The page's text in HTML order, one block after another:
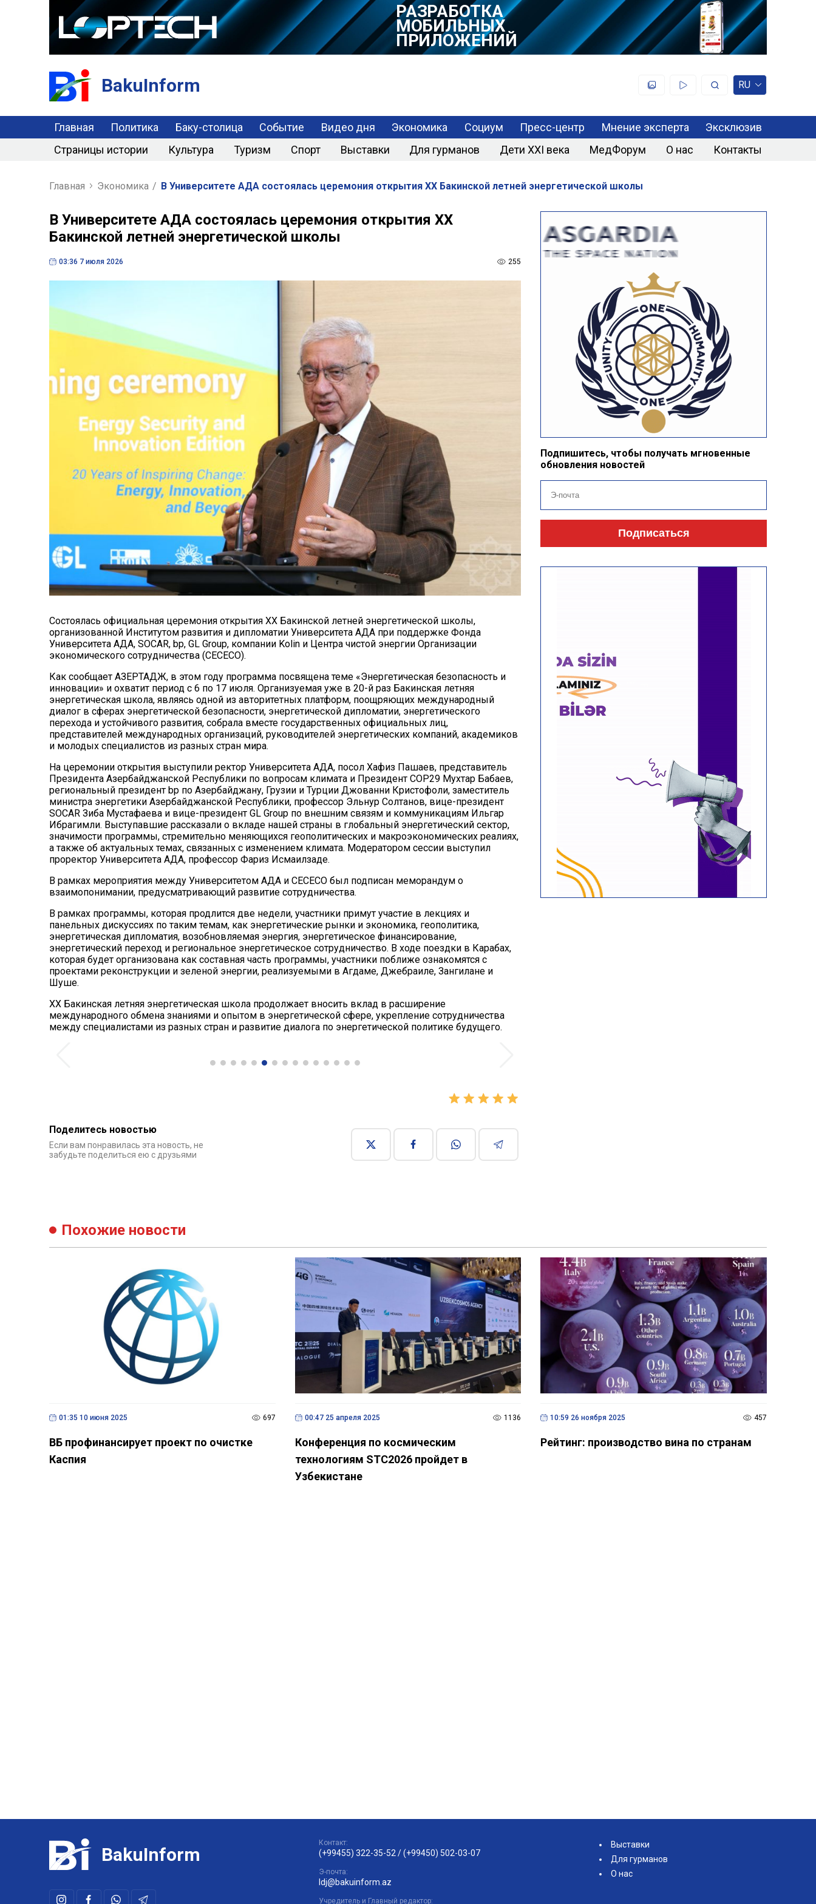
МОБИЛЬНЫХ
ПРИЛОЖЕНИЙ
BakuInform RU
Главная Политика Баку-столица Событие Видео дня Экономика Социум Пресс-центр Мнение эксперта
Эксклюзив
Страницы истории
Культура Туризм Спорт Выставки Для гурманов Дети XXI века МедФорум О нас Контакты
Главная Экономика / В Университете АДА состоялась церемония открытия XX Бакинской летней энергетической школы
В Университете АДА состоялась церемония открытия XX
Бакинской летней энергетической школы
03:36 7 июля 2026 255
Состоялась официальная церемония открытия XX Бакинской летней энергетической школы,
организованной Институтом развития и дипломатии Университета АДА при поддержке Фонда
Университета АДА, SOCAR, bp, GL Group, компании Kolin и Центра чистой энергии Организации
экономического сотрудничества (CECECO).
Как сообщает АЗЕРТАДЖ, в этом году программа посвящена теме «Энергетическая безопасность и
инновации» и охватит период с 6 по 17 июля. Организуемая уже в 20-й раз Бакинская летняя
энергетическая школа, являясь одной из авторитетных платформ, поощряющих международный
диалог в сферах энергетической безопасности, энергетической дипломатии, энергетического
перехода и устойчивого развития, собрала вместе государственных официальных лиц,
представителей международных организаций, руководителей энергетических компаний, академиков
и молодых специалистов из разных стран мира.
На церемонии открытия выступили ректор Университета АДА, посол Хафиз Пашаев, представитель
Президента Азербайджанской Республики по вопросам климата и Президент COP29 Мухтар Бабаев,
региональный президент bp по Азербайджану, Грузии и Турции Джованни Кристофоли, заместитель
министра энергетики Азербайджанской Республики, профессор Эльнур Солтанов, вице-президент
SOCAR Зиба Мустафаева и вице-президент GL Group по внешним связям и коммуникациям Ильгар
Ибрагимли. Выступавшие рассказали о вкладе нашей страны в глобальный энергетический сектор,
значимости программы, стремительно меняющихся геополитических и макроэкономических реалиях,
а также об актуальных темах, связанных с изменением климата. Модератором сессии выступил
проректор Университета АДА, профессор Фариз Исмаилзаде.
В рамках мероприятия между Университетом АДА и CECECO был подписан меморандум о
взаимопонимании, предусматривающий развитие сотрудничества.
В рамках программы, которая продлится две недели, участники примут участие в лекциях и
панельных дискуссиях по таким темам, как энергетические рынки и экономика, геополитика,
энергетическая дипломатия, возобновляемая энергия, энергетическое финансирование,
энергетический переход и региональное энергетическое сотрудничество. В ходе поездки в Карабах,
которая будет организована как составная часть программы, участники поближе ознакомятся с
проектами реконструкции и зеленой энергии, реализуемыми в Агдаме, Джебраиле, Зангилане и
Шуше.
XX Бакинская летняя энергетическая школа продолжает вносить вклад в расширение
международного обмена знаниями и опытом в энергетической сфере, укрепление сотрудничества
между специалистами из разных стран и развитие диалога по энергетической политике будущего.
Поделитесь новостью
Если вам понравилась эта новость, не
забудьте поделиться ею с друзьями
Подпишитесь, чтобы получать мгновенные
обновления новостей
Подписаться
Похожие новости
01:35 10 июня 2025 697
ВБ профинансирует проект по очистке
Каспия
00:47 25 апреля 2025 1136
Конференция по космическим
технологиям STC2026 пройдет в
Узбекистане
10:59 26 ноября 2025 457
Рейтинг: производство вина по странам
BakuInform
Контакт:
(+99455) 322-35-52 /(+99450) 502-03-07
Э-почта:
ldj@bakuinform.az
Учредитель и Главный редактор:
Выставки
Для гурманов
О нас